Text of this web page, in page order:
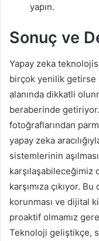
yapın.
Sonuç ve
Yapay zeka
birçok yenilik getirse
alanında dikkatli
beraberinde
fotoğraflarından
yapay zeka
sistemlerinin
karşımıza çıkıyor.
korunması ve dijital
proaktif olmamız
Teknoloji geliştikçe,